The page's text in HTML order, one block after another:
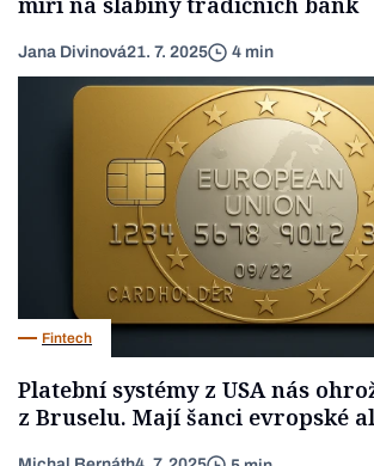
Jana Divinová21. 7. 2025 4 min
Fintech
Platební systémy z USA nás
z Bruselu. Mají šanci evropské